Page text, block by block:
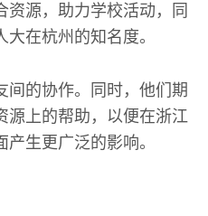
资源，助力学校活动，同
在杭州的知名度。
间的协作。同时，他们期
源上的帮助，以便在浙江
生更广泛的影响。